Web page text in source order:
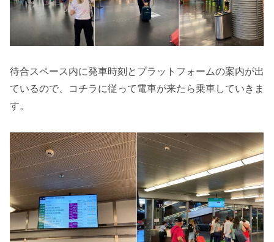
待合スペース内に発車時刻とプラットフォームの案内が出
ているので、コチラに従って電車が来たら乗車していきま
す。